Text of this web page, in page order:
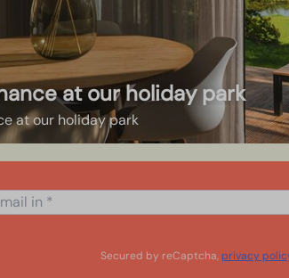
at our holiday park
at our holiday park
Secured by reCaptcha, privacy